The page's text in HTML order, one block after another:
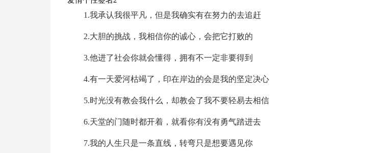
1.我承认我很平凡，但是我确实有在努力的去追赶
2.大胆的挑战，我相信你的诚心，会把它打败的
3.他进了社会你就会懂得，拥有不一定非要得到
4.有一天爱河枯竭了，印在岸边的会是我的坚定决心
5.时光没有教会我什么，却教会了我不要轻易去相信
6.天堂的门随时都开着，就看你有没有勇气踏进去
7.我的人生只是一条直线，转弯只是想要遇见你